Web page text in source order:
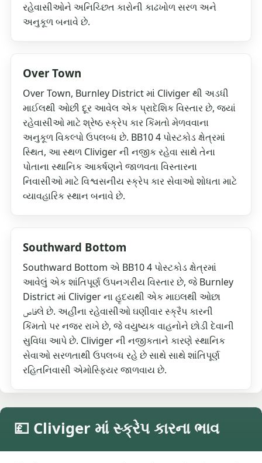
રહેવાસીઓને અનિચ્છિત કારોની કાઢખોળ સરળ અને
અનુકૂળ બનાવે છે.
Over Town
Over Town, Burnley District માં Cliviger થી અડધી
માઈલથી ઓછી દૂર આવેલ એક પ્રાદેશિક વિસ્તાર છે, જ્યાં
રહેવાસીઓ માટે શ્રેષ્ઠ સ્ક્રેપ કાર કિંમતો મેળવવાના
અનુકૂળ વિકલ્પો ઉપલબ્ધ છે. BB10 4 પોસ્ટકોડ ક્ષેત્રમાં
સ્થિત, આ સ્થળ Cliviger ની નજીક રહેવા સાથે તેના
પોતાના સ્થાનિક આકર્ષણને જાળવતા વિસ્તારના
નિવાસીઓ માટે વિશ્વસનીય સ્ક્રેપ કાર સેવાઓ શોધતા માટે
વ્યાવહારિક સ્થાન બનાવે છે.
Southward Bottom
Southward Bottom એ BB10 4 પોસ્ટકોડ ક્ષેત્રમાં
આવેલું એક શાંતિપૂર્ણ ઉપનગરીય વિસ્તાર છે, જે Burnley
District માં Cliviger ના હૃદયથી એક માઇલથી ઓછા
فاصલે છે. અહીંના રહેવાસીઓ ઘણીવાર સ્ક્રૈપ કારની
કિંમતો પર નજર રાખે છે, જે વયુષ્યક વાહનોને છોડી દેવાની
સુવિધા આપે છે. Cliviger ની નજીકતાને કારણે સ્થાનિક
સેવાઓ સરળતાથી ઉપલબ્ધ રહે છે સાથે સાથે શાંતિપૂર્ણ
રહિતનિવાસી એમોસ્ફિયર જાળવાય છે.
💷 Cliviger માં સ્ક્રેપ કારના ભાવ